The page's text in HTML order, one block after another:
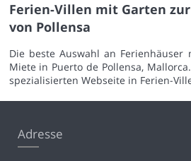
Ferien-Villen mit Garten
von Pollensa
Die beste Auswahl an
Miete in Puerto de Pollensa,
spezialisierten Webseite in Ferien-
Adresse